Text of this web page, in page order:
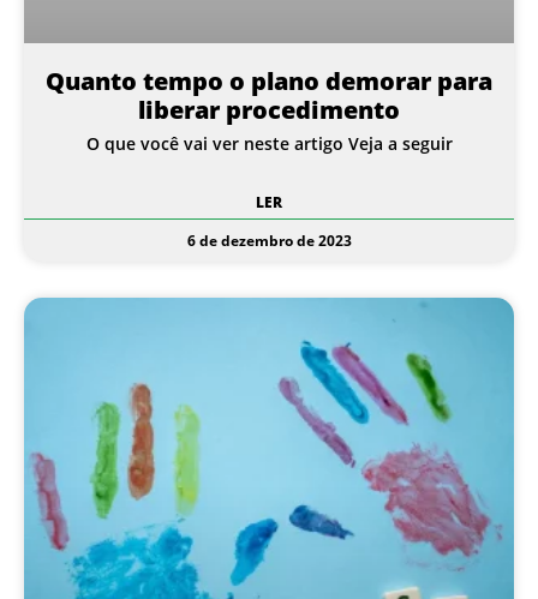
Quanto tempo o plano demorar para
liberar procedimento
O que você vai ver neste artigo Veja a seguir
LER
6 de dezembro de 2023